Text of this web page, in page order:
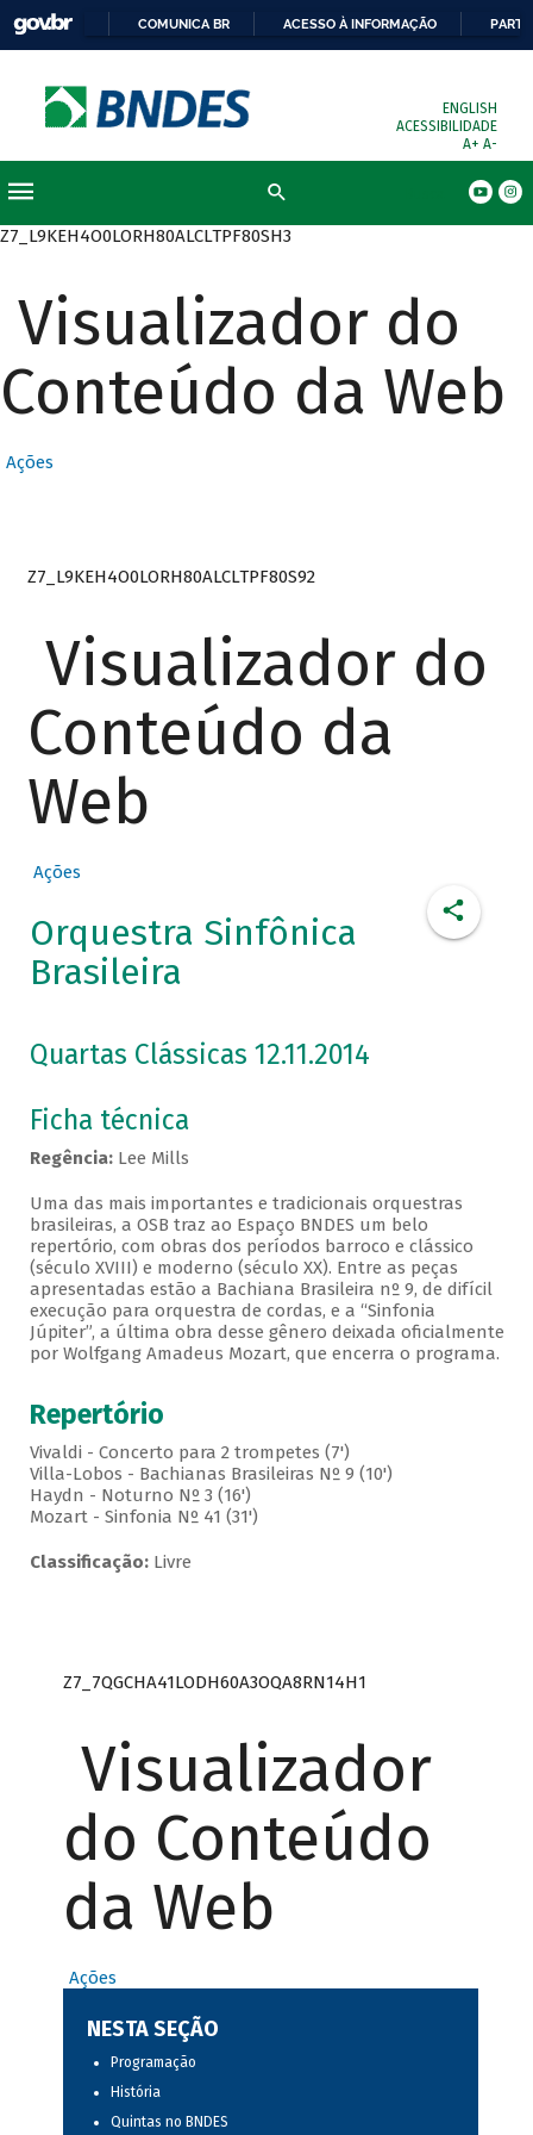
COMUNICA BR ACESSO À INFORMAÇÃO
ENGLISH
ACESSIBILIDADE
A+ A-
Z7_L9KEH4O0LORH80ALCLTPF80SH3
Visualizador do
Conteúdo da Web
Ações
Z7_L9KEH4O0LORH80ALCLTPF80S92
Visualizador do
Conteúdo da
Web
Ações
Orquestra Sinfônica
Brasileira
Quartas Clássicas 12.11.2014
Ficha técnica
Regência:Lee Mills
Uma das mais importantes e tradicionais orquestras
brasileiras, a OSB traz ao Espaço BNDES um belo
repertório, com obras dos períodos barroco e clássico
(século XVIII) e moderno (século XX). Entre as peças
apresentadas estão a Bachiana Brasileira nº 9, de difícil
execução para orquestra de cordas, e a “Sinfonia
Júpiter”, a última obra desse gênero deixada oficialmente
por Wolfgang Amadeus Mozart, que encerra o programa.
Repertório
Vivaldi - Concerto para 2 trompetes (7')
Villa-Lobos - Bachianas Brasileiras Nº 9 (10')
Haydn - Noturno Nº 3 (16')
Mozart - Sinfonia Nº 41 (31')
Classificação:Livre
Z7_7QGCHA41LODH60A3OQA8RN14H1
Visualizador
do Conteúdo
da Web
Ações
NESTA SEÇÃO
Programação
História
Quintas no BNDES